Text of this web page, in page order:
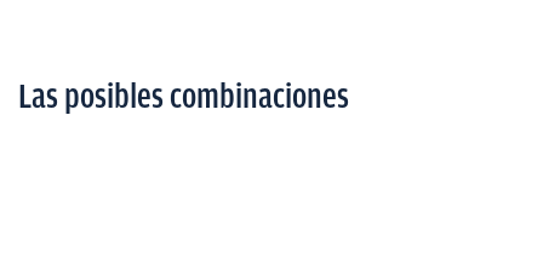
Las posibles combinaciones